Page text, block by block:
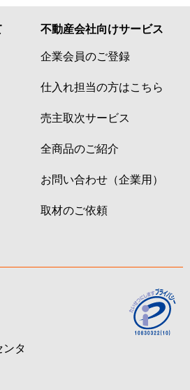
不動産会社向けサービス
企業会員のご登録
仕入れ担当の方はこちら
売主取次サービス
全商品のご紹介
お問い合わせ（企業用）
取材のご依頼
タ